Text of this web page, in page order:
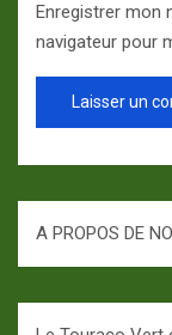
Enregistrer mon
navigateur pour
A PROPOS DE